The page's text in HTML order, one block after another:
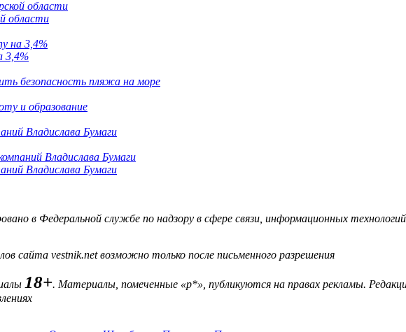
области
3,4%
безопасность пляжа на море
и образование
Владислава Бумаги
Владислава Бумаги
в Федеральной службе по надзору в сфере связи, информационных
сайта vestnik.net возможно только после письменного разрешения
18+. Материалы, помеченные «р*», публикуются на правах рекламы.